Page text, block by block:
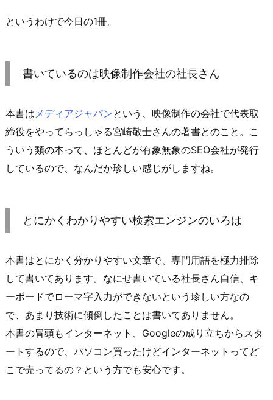
というわけで今日の1冊。
書いているのは映像制作会社の社長さん
本書はメディアジャパンという、映像制作の会社で代表取
締役をやってらっしゃる宮崎敬士さんの著書とのこと。こ
ういう類の本って、ほとんどが有象無象のSEO会社が発行
しているので、なんだか珍しい感じがしますね。
とにかくわかりやすい検索エンジンのいろは
本書はとにかく分かりやすい文章で、専門用語を極力排除
して書いてあります。なにせ書いている社長さん自信、キ
ーボードでローマ字入力ができないという珍しい方なの
で、あまり技術に傾倒したことは書いてありません。
本書の冒頭もインターネット、Googleの成り立ちからスタ
ートするので、パソコン買ったけどインターネットってど
こで売ってるの？という方でも安心です。